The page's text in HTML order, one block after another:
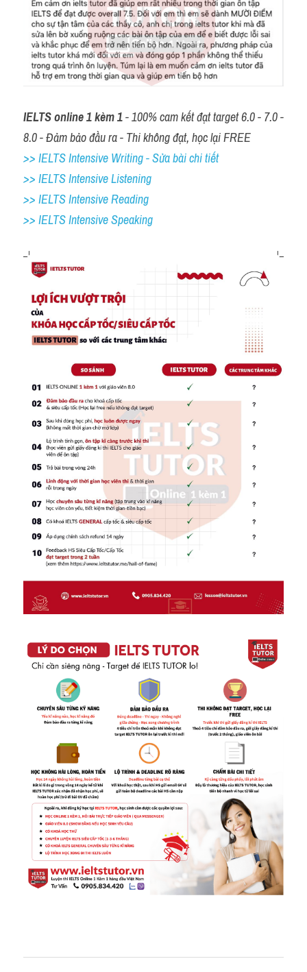
IELTS online 1 kèm 1 - 100% cam kết đạt target 6.0 - 7.0 -
8.0 - Đảm bảo đầu ra - Thi không đạt, học lại FREE
>> IELTS Intensive Writing - Sửa bài chi tiết
>> IELTS Intensive Listening
>> IELTS Intensive Reading
>> IELTS Intensive Speaking